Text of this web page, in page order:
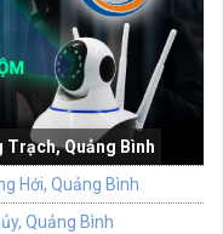
Trạch, Quảng Bình
Hới, Quảng Bình
Quảng Bình